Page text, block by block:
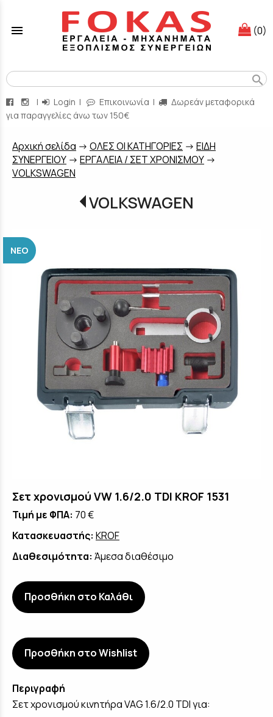
menu (0)
search
| Login | Επικοινωνία |
Δωρεάν μεταφορικά
για παραγγελίες άνω των 150€
Aρχική σελίδα -> ΟΛΕΣ ΟΙ ΚΑΤΗΓΟΡΙΕΣ -> ΕΙΔΗ
ΣΥΝΕΡΓΕΙΟΥ -> ΕΡΓΑΛΕΙΑ / ΣΕΤ ΧΡΟΝΙΣΜΟΥ ->
VOLKSWAGEN
VOLKSWAGEN
ΝΈΟ
Σετ χρονισμού VW 1.6/2.0 TDI KROF 1531
Τιμή με ΦΠΑ: 70 €
Κατασκευαστής: KROF
Διαθεσιμότητα: Άμεσα διαθέσιμο
Προσθήκη στο Καλάθι
Προσθήκη στο Wishlist
Περιγραφή
Σετ χρονισμού κινητήρα VAG 1.6/2.0 TDI για: